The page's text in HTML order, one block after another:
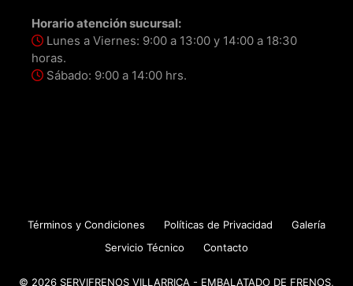
Horario atención sucursal:
Lunes a Viernes: 9:00 a 13:00 y 14:00 a 18:30
horas.
Sábado: 9:00 a 14:00 hrs.
Términos y Condiciones Políticas de Privacidad
Galería
Servicio Técnico
Contacto
© 2026 SERVIFRENOS VILLARRICA - EMBALATADO DE FRENOS,